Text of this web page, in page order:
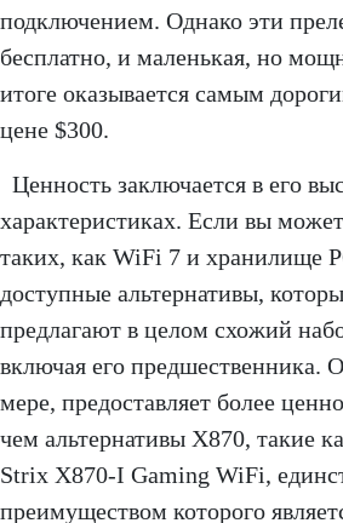
подключением. Однако эти
бесплатно, и маленькая, но
итоге оказывается самым
цене $300.
Ценность заключается в его
характеристиках. Если вы
таких, как WiFi 7 и хранилище
доступные альтернативы,
предлагают в целом схожий
включая его предшественника.
мере, предоставляет более
чем альтернативы X870, такие
Strix X870-I Gaming WiFi,
преимуществом которого